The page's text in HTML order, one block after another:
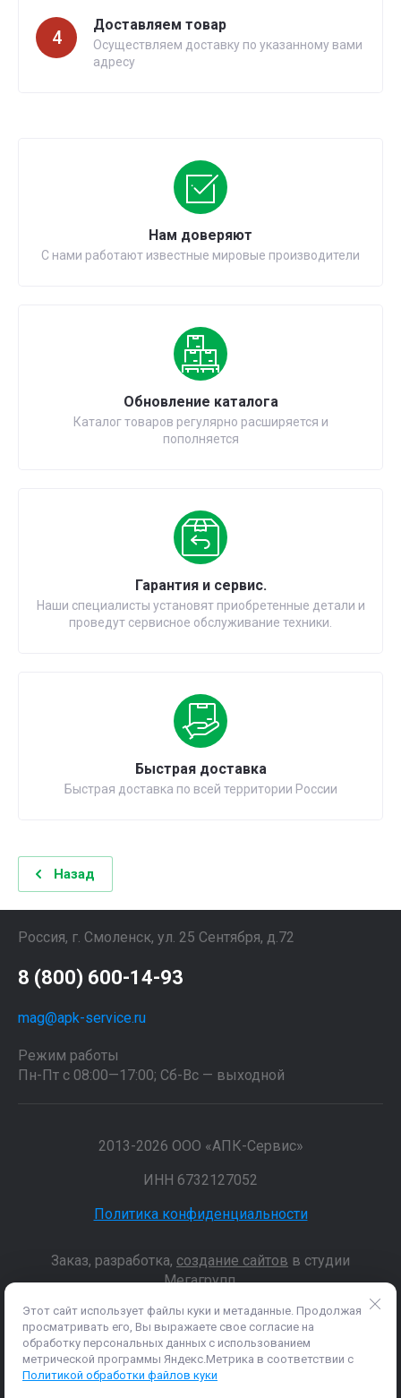
4
Доставляем товар
Осуществляем доставку по указанному вами
адресу
Нам доверяют
С нами работают известные мировые производители
Обновление каталога
Каталог товаров регулярно расширяется и
пополняется
Гарантия и сервис.
Наши специалисты установят приобретенные детали и
проведут сервисное обслуживание техники.
Быстрая доставка
Быстрая доставка по всей территории России
Назад
Россия, г. Смоленск, ул. 25 Сентября, д.72
8 (800) 600-14-93
mag@apk-service.ru
Режим работы
Пн-Пт с 08:00—17:00; Сб-Вс — выходной
2013-2026 ООО «АПК-Сервис»
ИНН 6732127052
Политика конфиденциальности
Заказ, разработка, создание сайтов в студии
Мегагрупп.
Данные о товарах и услугах, включая цены и технические
характеристики, представленные на сайте, не являются
публичной офертой, определяемой положениями Статьи 437 (2)
ГК РФ, а носят исключительно информационный характер. Для
Этот сайт использует файлы куки и метаданные. Продолжая
просматривать его, Вы выражаете свое согласие на
обработку персональных данных с использованием
метрической программы Яндекс.Метрика в соответствии с
Политикой обработки файлов куки